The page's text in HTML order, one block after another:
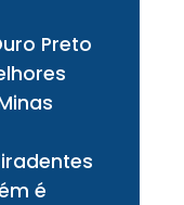
Preto
é